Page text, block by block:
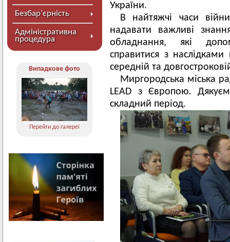
Безбар’єрність
Адміністративна
процедура
Випадкове фото
Перейти до галереї
України.
В найтяжчі часи
надавати важливі
обладнання, які
справитися з наслідками
середній та
Миргородська міська
LEAD з Європою.
складний період.